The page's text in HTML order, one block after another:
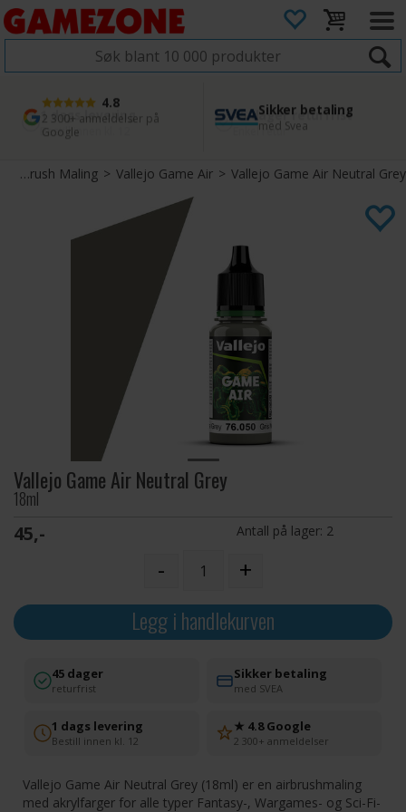
4.8
2 300+ anmeldelser på
Google
Sikker betaling
med Svea
1 dags levering
Bestill innen kl. 12
45 dager returfrist
Enkel retur
Airbrush Maling>Vallejo Game Air>Vallejo Game Air Neutral Grey
Vallejo Game Air Neutral Grey
18ml
45,- Antall på lager: 2
- +
Legg i handlekurven
45 dager
returfrist
Sikker betaling
med SVEA
1 dags levering
Bestill innen kl. 12
★ 4.8 Google
2 300+ anmeldelser
Vallejo Game Air Neutral Grey (18ml) er en airbrushmaling
med akrylfarger for alle typer Fantasy-, Wargames- og Sci-Fi-